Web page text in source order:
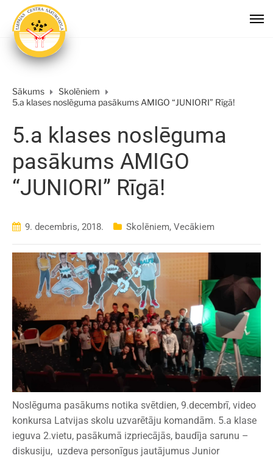
Sākums
Skolēniem
5.a klases noslēguma pasākums AMIGO “JUNIORI” Rīgā!
5.a klases noslēguma
pasākums AMIGO
“JUNIORI” Rīgā!
9. decembris, 2018. Skolēniem, Vecākiem
Noslēguma pasākums notika svētdien, 9.decembrī, video
konkursa Latvijas skolu uzvarētāju komandām. 5.a klase
ieguva 2.vietu, pasākumā izpriecājās, baudīja sarunu –
diskusiju, uzdeva personīgus jautājumus Junior